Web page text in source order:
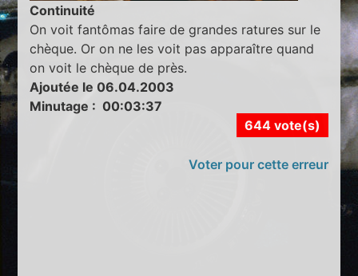
Continuité
On voit fantômas faire de grandes ratures sur le
chèque. Or on ne les voit pas apparaître quand
on voit le chèque de près.
Ajoutée le 06.04.2003
Minutage : 00:03:37
644 vote(s)
Voter pour cette erreur